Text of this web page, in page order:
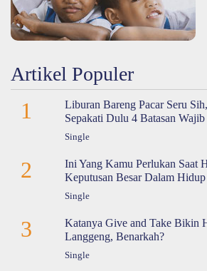
Artikel Populer
1
Liburan Bareng Pacar Seru
Sepakati Dulu 4 Batasan
Single
2
Ini Yang Kamu Perlukan Saat
Keputusan Besar Dalam Hidup
Single
3
Katanya Give and Take Bikin
Langgeng, Benarkah?
Single